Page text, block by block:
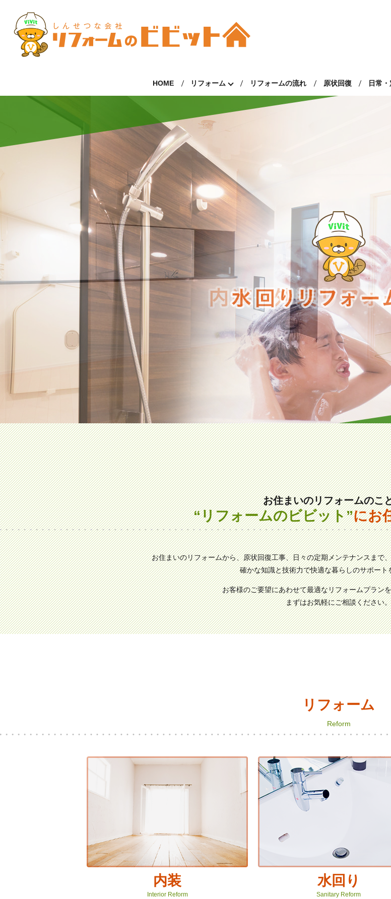
HOME リフォーム リフォームの流れ 原状回復 日常
お住まいのリフォームのこ
“リフォームのビビット”にお
お住まいのリフォームから、原状回復工事、日々の定期メンテナンスまで
確かな知識と技術力で快適な暮らしのサポート
お客様のご要望にあわせて最適なリフォームプラン
まずはお気軽にご相談ください。
リフォーム
Reform
内装
Interior Reform
水回り
Sanitary Reform